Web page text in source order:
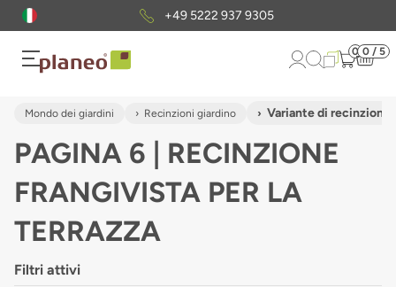
+49 5222 937 9305
0 0 / 5
Mondo dei giardini Recinzioni giardino Variante di
PAGINA 6 | RECINZIONE
FRANGIVISTA PER LA
TERRAZZA
Filtri attivi